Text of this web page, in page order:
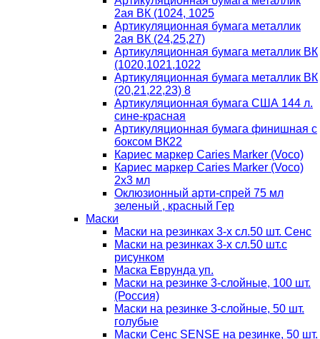
2ая ВК (1024, 1025
Артикуляционная бумага металлик
2ая ВК (24,25,27)
Артикуляционная бумага металлик ВК
(1020,1021,1022
Артикуляционная бумага металлик ВК
(20,21,22,23) 8
Артикуляционная бумага США 144 л.
сине-красная
Артикуляционная бумага финишная с
боксом ВК22
Кариес маркер Caries Marker (Voco)
Кариес маркер Caries Marker (Voco)
2х3 мл
Оклюзионный арти-спрей 75 мл
зеленый , красный Гер
Маски
Маски на резинках 3-х сл.50 шт. Сенс
Маски на резинках 3-х сл.50 шт.с
рисунком
Маска Еврунда уп.
Маски на резинке 3-слойные, 100 шт.
(Россия)
Маски на резинке 3-слойные, 50 шт.
голубые
Маски Сенс SENSE на резинке, 50 шт.